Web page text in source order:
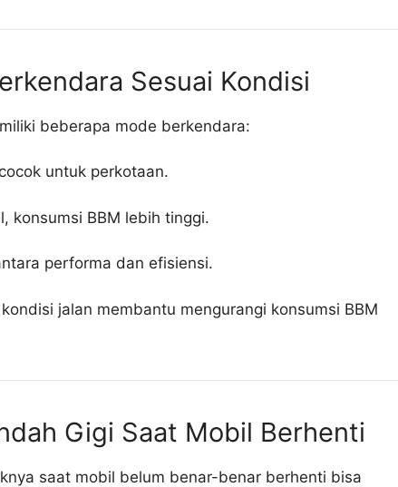
Sesuai Kondisi
beberapa mode berkendara:
untuk perkotaan.
konsumsi BBM lebih tinggi.
performa dan efisiensi.
jalan membantu mengurangi konsumsi BBM
Gigi Saat Mobil Berhenti
saat mobil belum benar-benar berhenti bisa